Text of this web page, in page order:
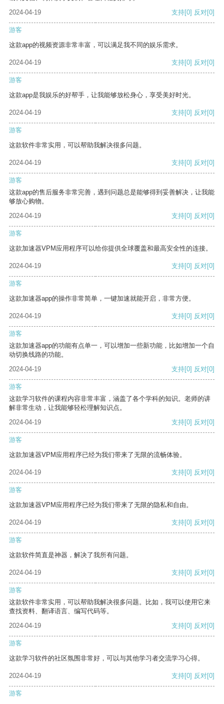
2024-04-19
支持[0] 反对[0]
游客
这款app的视频资源非常丰富，可以满足我不同的娱乐需求。
2024-04-19 支持[0] 反对[0]
游客
这款app是我娱乐的好帮手，让我能够放松身心，享受美好时光。
2024-04-19 支持[0] 反对[0]
游客
这款软件非常实用，可以帮助我解决很多问题。
2024-04-19 支持[0] 反对[0]
游客
这款app的售后服务非常完善，遇到问题总是能够得到妥善解决，让我能
够放心购物。
2024-04-19
支持[0] 反对[0]
游客
这款加速器VPM应用程序可以给你提供全球覆盖和最高安全性的连接。
2024-04-19 支持[0] 反对[0]
游客
这款加速器app的操作非常简单，一键加速就能开启，非常方便。
2024-04-19 支持[0] 反对[0]
游客
这款加速器app的功能有点单一，可以增加一些新功能，比如增加一个自
动切换线路的功能。
2024-04-19
支持[0] 反对[0]
游客
这款学习软件的课程内容非常丰富，涵盖了各个学科的知识。老师的讲
解非常生动，让我能够轻松理解知识点。
2024-04-19
支持[0] 反对[0]
游客
这款加速器VPM应用程序已经为我们带来了无限的流畅体验。
2024-04-19 支持[0] 反对[0]
游客
这款加速器VPM应用程序已经为我们带来了无限的隐私和自由。
2024-04-19 支持[0] 反对[0]
游客
这款软件简直是神器，解决了我所有问题。
2024-04-19 支持[0] 反对[0]
游客
这款软件非常实用，可以帮助我解决很多问题。比如，我可以使用它来
查找资料、翻译语言、编写代码等。
2024-04-19
支持[0] 反对[0]
游客
这款学习软件的社区氛围非常好，可以与其他学习者交流学习心得。
2024-04-19 支持[0] 反对[0]
游客